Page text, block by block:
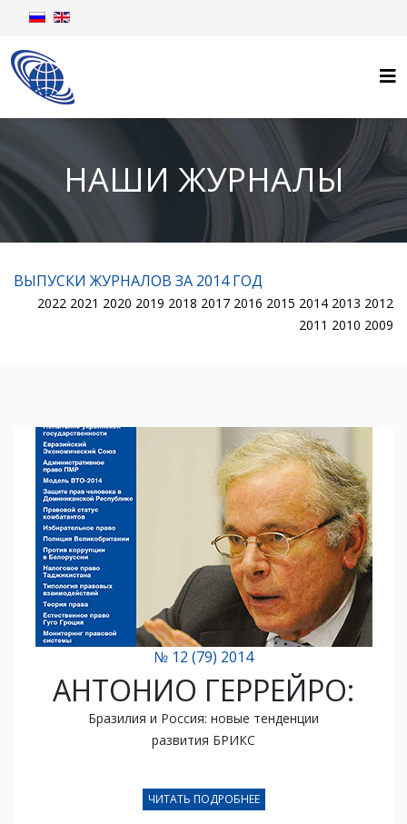
НАШИ ЖУРНАЛЫ
ВЫПУСКИ ЖУРНАЛОВ ЗА 2014 ГОД
2022 2021 2020 2019 2018 2017 2016 2015 2014 2013 2012
2011 2010 2009
№ 12 (79) 2014
АНТОНИО ГЕРРЕЙРО:
Бразилия и Россия: новые тенденции
развития БРИКС
ЧИТАТЬ ПОДРОБНЕЕ